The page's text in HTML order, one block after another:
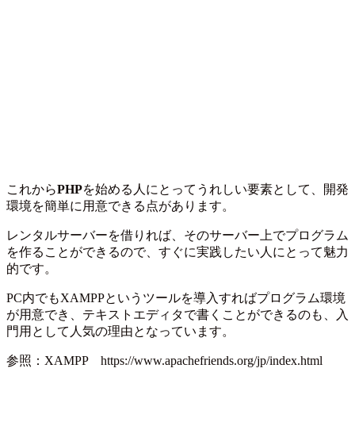
これからPHPを始める人にとってうれしい要素として、開発
環境を簡単に用意できる点があります。
レンタルサーバーを借りれば、そのサーバー上でプログラム
を作ることができるので、すぐに実践したい人にとって魅力
的です。
PC内でもXAMPPというツールを導入すればプログラム環境
が用意でき、テキストエディタで書くことができるのも、入
門用として人気の理由となっています。
参照：XAMPP https://www.apachefriends.org/jp/index.html